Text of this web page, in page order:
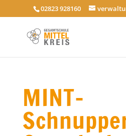
02823 928160
MINT-